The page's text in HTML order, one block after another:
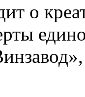
о